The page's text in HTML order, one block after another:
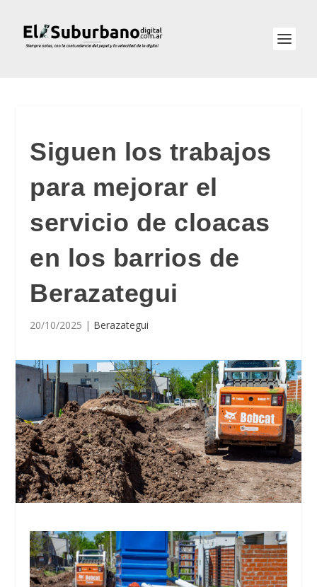
Siguen los trabajos
para mejorar el
servicio de cloacas
en los barrios de
Berazategui
20/10/2025 | Berazategui